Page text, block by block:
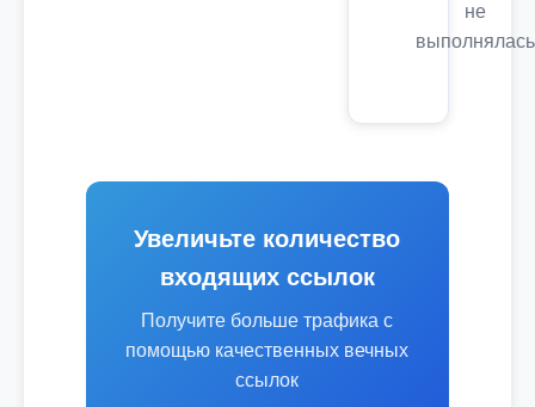
не
выполнялась
Увеличьте количество
входящих ссылок
Получите больше трафика с
помощью качественных вечных
ссылок